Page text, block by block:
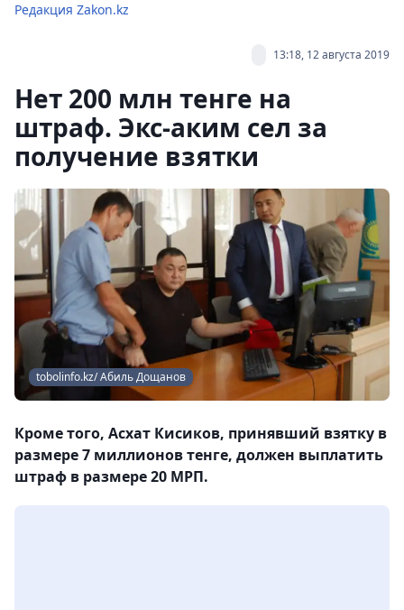
Редакция Zakon.kz
13:18, 12 августа 2019
Нет 200 млн тенге на
штраф. Экс-аким сел за
получение взятки
tobolinfo.kz/ Абиль Дощанов
Кроме того, Асхат Кисиков, принявший взятку в
размере 7 миллионов тенге, должен выплатить
штраф в размере 20 МРП.